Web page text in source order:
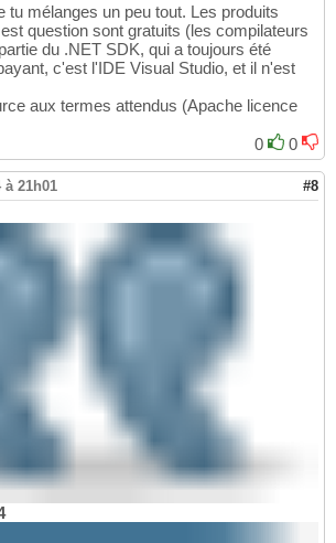
tu mélanges un peu tout. Les produits
question sont gratuits (les compilateurs
du .NET SDK, qui a toujours été
c'est l'IDE Visual Studio, et il n'est
aux termes attendus (Apache licence
0
0
à 21h01 #8